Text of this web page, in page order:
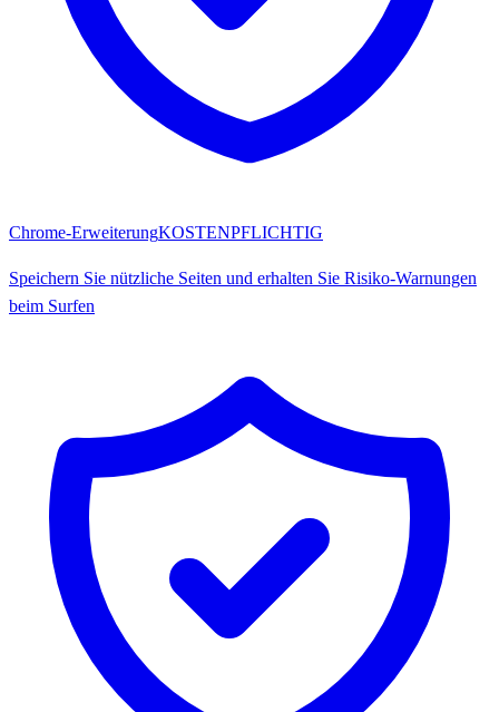
Chrome-ErweiterungKOSTENPFLICHTIG
Speichern Sie nützliche Seiten und erhalten Sie Risiko-Warnungen
beim Surfen